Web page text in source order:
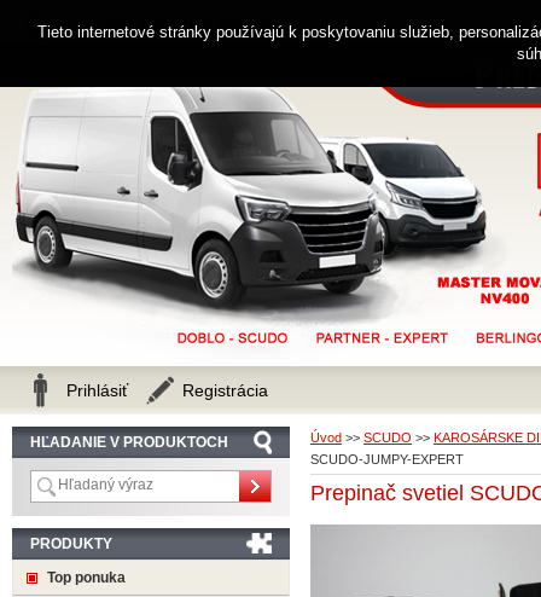
Úvod >> SCUDO >> KAROSÁRSKE
SCUDO-JUMPY-EXPERT
Prepinač svetiel
HĽADANIE V PRODUKTOCH
PRODUKTY
Top ponuka
Zákaznícka linka 0914 238 482
Prihlásiť Registrácia
Tieto internetové stránky používajú k poskytovaniu služieb,